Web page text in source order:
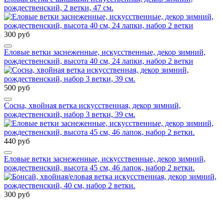
рождественский, 2 ветки, 47 см.
300 руб
Еловые ветки заснеженные, искусственные, декор зимний,
рождественский, высота 40 см, 24 лапки, набор 2 ветки
500 руб
Сосна, хвойная ветка искусственная, декор зимний,
рождественский, набор 3 ветки, 39 см.
440 руб
Еловые ветки заснеженные, искусственные, декор зимний,
рождественский, высота 45 см, 46 лапок, набор 2 ветки.
300 руб